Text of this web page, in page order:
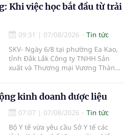
Khi việc học bắt đầu từ trải
09:31 | 07/08/2026
Tin tức
SKV- Ngày 6/8 tại phường Ea Kao,
tỉnh Đắk Lắk Công ty TNHH Sản
xuất và Thương mại Vương Thành
tham gia của các chủ doanh
nghiệp, chủ quán cà phê, hợp tác
xã, người làm nông nghiệp và
những người yêu thích cà phê.
kinh doanh dược liệu
07:07 | 07/08/2026
Tin tức
Bộ Y tế vừa yêu cầu Sở Y tế các